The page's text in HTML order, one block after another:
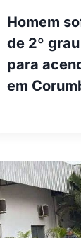
Homem
de 2º
para
em